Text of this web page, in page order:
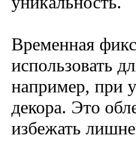
Временная
использовать
например, при
декора. Это
избежать